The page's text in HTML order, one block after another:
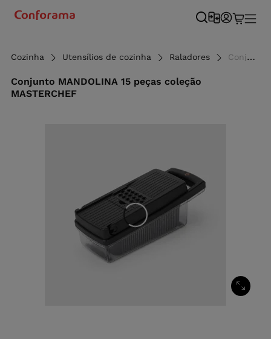
Cozinha Utensílios de cozinha Raladores Conjunto MANDOLINA 15 peças coleção MASTERCHEF
Conjunto MANDOLINA 15 peças coleção
MASTERCHEF